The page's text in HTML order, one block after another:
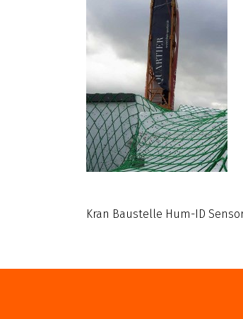
Kran Baustelle Hum-ID